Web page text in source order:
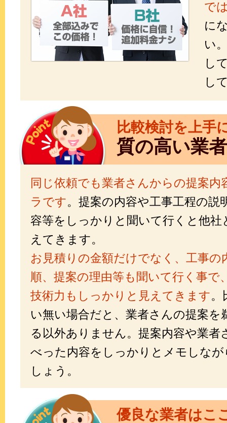
で
に
い
し
し
比較検討を上手
質の高い業
同じ依頼でも業者さんからの提案内
ラです。提案の内容や工事工程の説
容等をしっかりと聞いて行くと他社
えてきます。
お見積りの金額だけでなく、工事の
順、提案の理由等も聞いて行く事で
技術力もしっかりと見えてきます。
い無い場合だと、業者さんの提案を
る以外ありません。提案内容や業者
べった内容をしっかりとメモしなが
しょう。
優良な業者はこ